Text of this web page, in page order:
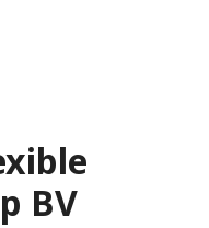
BV